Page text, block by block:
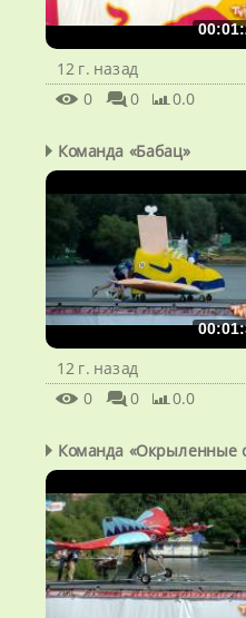
12 г. назад
0
0 0.0
Команда «Бабац»
12 г. назад
0
0 0.0